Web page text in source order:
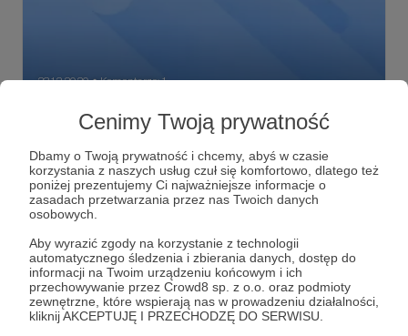
Cenimy Twoją prywatność
Dbamy o Twoją prywatność i chcemy, abyś w czasie
korzystania z naszych usług czuł się komfortowo, dlatego też
poniżej prezentujemy Ci najważniejsze informacje o
zasadach przetwarzania przez nas Twoich danych
osobowych.
Aby wyrazić zgody na korzystanie z technologii
automatycznego śledzenia i zbierania danych, dostęp do
informacji na Twoim urządzeniu końcowym i ich
przechowywanie przez Crowd8 sp. z o.o. oraz podmioty
zewnętrzne, które wspierają nas w prowadzeniu działalności,
kliknij AKCEPTUJĘ I PRZECHODZĘ DO SERWISU.
23.12.2020 ● Komentarze: 1
W drodze do Betlejem
temat Bożego Narodzenia.
betlejem boże narodzenie święta